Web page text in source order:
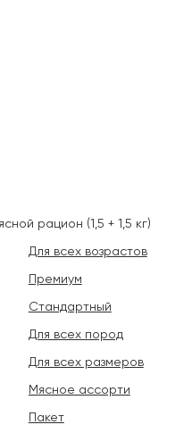
рацион (1,5 + 1,5 кг)
Для всех возрастов
Премиум
Стандартный
Для всех пород
Для всех размеров
Мясное ассорти
Пакет